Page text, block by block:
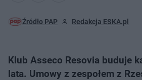
Źródło PAP Redakcja ESKA.pl
Klub Asseco Resovia buduje
lata. Umowy z zespołem z